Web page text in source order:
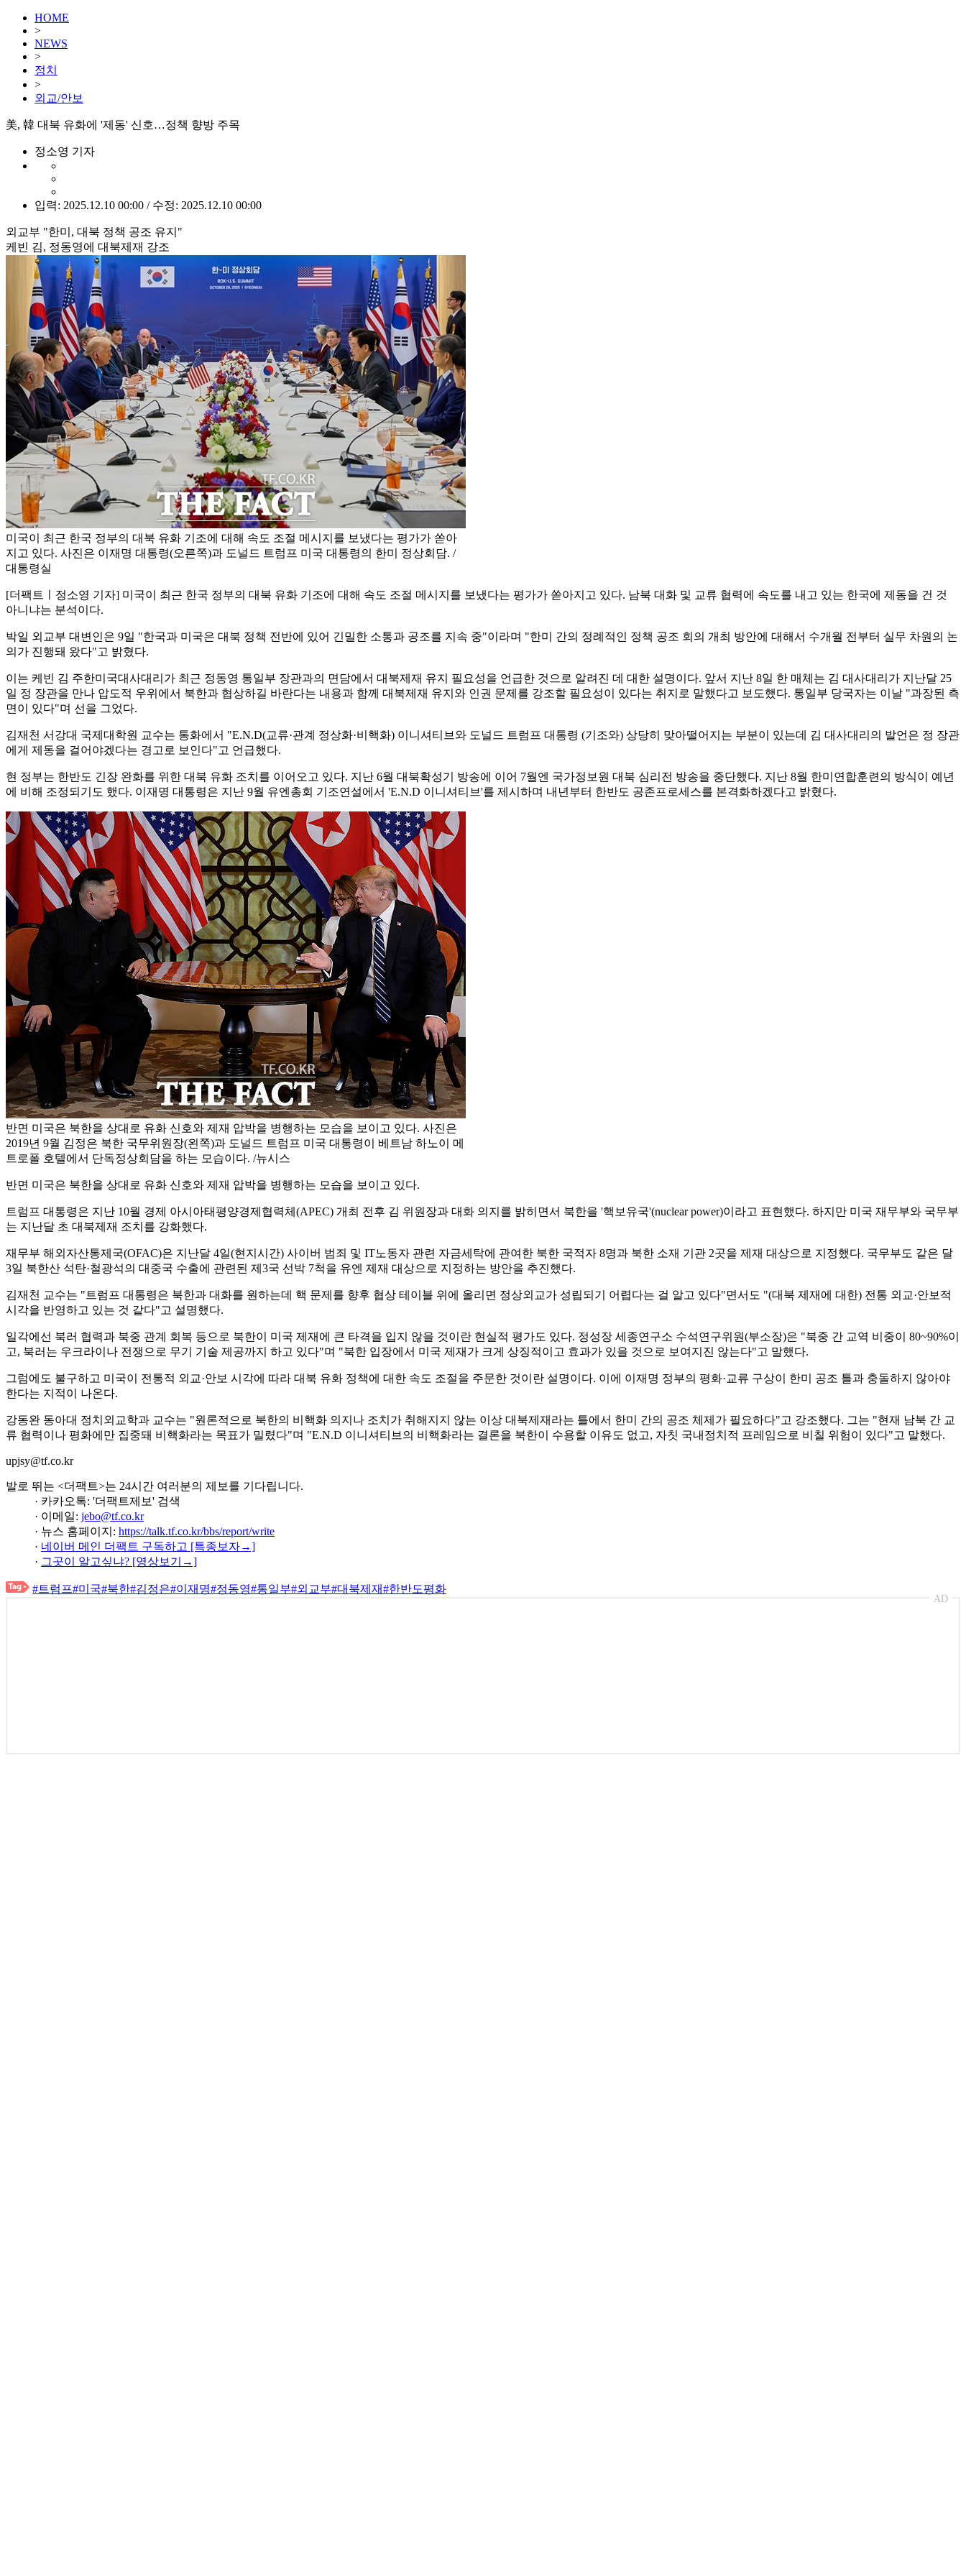
HOME
>
NEWS
>
정치
>
외교/안보
美, 韓 대북 유화에 '제동' 신호…정책 향방 주목
정소영 기자
입력: 2025.12.10 00:00 / 수정: 2025.12.10 00:00
외교부 "한미, 대북 정책 공조 유지"
케빈 김, 정동영에 대북제재 강조
미국이 최근 한국 정부의 대북 유화 기조에 대해 속도 조절 메시지를 보냈다는 평가가 쏟아
지고 있다. 사진은 이재명 대통령(오른쪽)과 도널드 트럼프 미국 대통령의 한미 정상회담. /
대통령실
[더팩트ㅣ정소영 기자] 미국이 최근 한국 정부의 대북 유화 기조에 대해 속도 조절 메시지를 보냈다는 평가가 쏟아지고 있다. 남북 대화 및 교류 협력에 속도를 내고 있는 한국에 제동을 건 것
아니냐는 분석이다.
박일 외교부 대변인은 9일 "한국과 미국은 대북 정책 전반에 있어 긴밀한 소통과 공조를 지속 중"이라며 "한미 간의 정례적인 정책 공조 회의 개최 방안에 대해서 수개월 전부터 실무 차원의 논
의가 진행돼 왔다"고 밝혔다.
이는 케빈 김 주한미국대사대리가 최근 정동영 통일부 장관과의 면담에서 대북제재 유지 필요성을 언급한 것으로 알려진 데 대한 설명이다. 앞서 지난 8일 한 매체는 김 대사대리가 지난달 25
일 정 장관을 만나 압도적 우위에서 북한과 협상하길 바란다는 내용과 함께 대북제재 유지와 인권 문제를 강조할 필요성이 있다는 취지로 말했다고 보도했다. 통일부 당국자는 이날 "과장된 측
면이 있다"며 선을 그었다.
김재천 서강대 국제대학원 교수는 통화에서 "E.N.D(교류·관계 정상화·비핵화) 이니셔티브와 도널드 트럼프 대통령 (기조와) 상당히 맞아떨어지는 부분이 있는데 김 대사대리의 발언은 정 장관
에게 제동을 걸어야겠다는 경고로 보인다"고 언급했다.
현 정부는 한반도 긴장 완화를 위한 대북 유화 조치를 이어오고 있다. 지난 6월 대북확성기 방송에 이어 7월엔 국가정보원 대북 심리전 방송을 중단했다. 지난 8월 한미연합훈련의 방식이 예년
에 비해 조정되기도 했다. 이재명 대통령은 지난 9월 유엔총회 기조연설에서 'E.N.D 이니셔티브'를 제시하며 내년부터 한반도 공존프로세스를 본격화하겠다고 밝혔다.
반면 미국은 북한을 상대로 유화 신호와 제재 압박을 병행하는 모습을 보이고 있다. 사진은
2019년 9월 김정은 북한 국무위원장(왼쪽)과 도널드 트럼프 미국 대통령이 베트남 하노이 메
트로폴 호텔에서 단독정상회담을 하는 모습이다. /뉴시스
반면 미국은 북한을 상대로 유화 신호와 제재 압박을 병행하는 모습을 보이고 있다.
트럼프 대통령은 지난 10월 경제 아시아태평양경제협력체(APEC) 개최 전후 김 위원장과 대화 의지를 밝히면서 북한을 '핵보유국'(nuclear power)이라고 표현했다. 하지만 미국 재무부와 국무부
는 지난달 초 대북제재 조치를 강화했다.
재무부 해외자산통제국(OFAC)은 지난달 4일(현지시간) 사이버 범죄 및 IT노동자 관련 자금세탁에 관여한 북한 국적자 8명과 북한 소재 기관 2곳을 제재 대상으로 지정했다. 국무부도 같은 달
3일 북한산 석탄·철광석의 대중국 수출에 관련된 제3국 선박 7척을 유엔 제재 대상으로 지정하는 방안을 추진했다.
김재천 교수는 "트럼프 대통령은 북한과 대화를 원하는데 핵 문제를 향후 협상 테이블 위에 올리면 정상외교가 성립되기 어렵다는 걸 알고 있다"면서도 "(대북 제재에 대한) 전통 외교·안보적
시각을 반영하고 있는 것 같다"고 설명했다.
일각에선 북러 협력과 북중 관계 회복 등으로 북한이 미국 제재에 큰 타격을 입지 않을 것이란 현실적 평가도 있다. 정성장 세종연구소 수석연구위원(부소장)은 "북중 간 교역 비중이 80~90%이
고, 북러는 우크라이나 전쟁으로 무기 기술 제공까지 하고 있다"며 "북한 입장에서 미국 제재가 크게 상징적이고 효과가 있을 것으로 보여지진 않는다"고 말했다.
그럼에도 불구하고 미국이 전통적 외교·안보 시각에 따라 대북 유화 정책에 대한 속도 조절을 주문한 것이란 설명이다. 이에 이재명 정부의 평화·교류 구상이 한미 공조 틀과 충돌하지 않아야
한다는 지적이 나온다.
강동완 동아대 정치외교학과 교수는 "원론적으로 북한의 비핵화 의지나 조치가 취해지지 않는 이상 대북제재라는 틀에서 한미 간의 공조 체제가 필요하다"고 강조했다. 그는 "현재 남북 간 교
류 협력이나 평화에만 집중돼 비핵화라는 목표가 밀렸다"며 "E.N.D 이니셔티브의 비핵화라는 결론을 북한이 수용할 이유도 없고, 자칫 국내정치적 프레임으로 비칠 위험이 있다"고 말했다.
upjsy@tf.co.kr
발로 뛰는 <더팩트>는 24시간 여러분의 제보를 기다립니다.
· 카카오톡: '더팩트제보' 검색
· 이메일: jebo@tf.co.kr
· 뉴스 홈페이지: https://talk.tf.co.kr/bbs/report/write
· 네이버 메인 더팩트 구독하고 [특종보자→]
· 그곳이 알고싶냐? [영상보기→]
#트럼프#미국#북한#김정은#이재명#정동영#통일부#외교부#대북제재#한반도평화
AD